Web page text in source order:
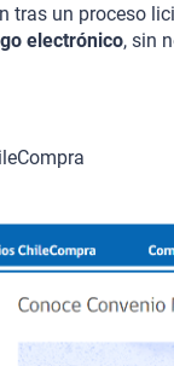
tras un proceso
electrónico, sin